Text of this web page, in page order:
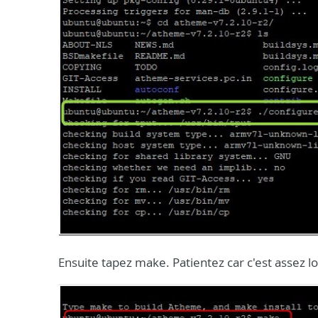
Ensuite tapez make. Patientez car c'est assez